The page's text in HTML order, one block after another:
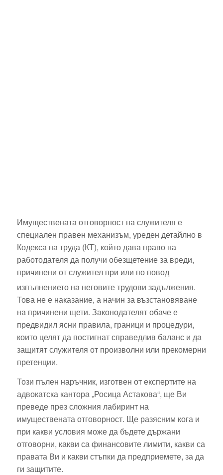
Имуществената отговорност на служителя е
специален правен механизъм, уреден детайлно в
Кодекса на труда (КТ), който дава право на
работодателя да получи обезщетение за вреди,
причинени от служител при или по повод
изпълнението на неговите трудови задължения.
Това не е наказание, а начин за възстановяване
на причинени щети. Законодателят обаче е
предвидил ясни правила, граници и процедури,
които целят да постигнат справедлив баланс и да
защитят служителя от произволни или прекомерни
претенции.
Този пълен наръчник, изготвен от експертите на
адвокатска кантора „Росица Астакова“, ще Ви
преведе през сложния лабиринт на
имуществената отговорност. Ще разясним кога и
при какви условия може да бъдете държани
отговорни, какви са финансовите лимити, какви са
правата Ви и какви стъпки да предприемете, за да
ги защитите.